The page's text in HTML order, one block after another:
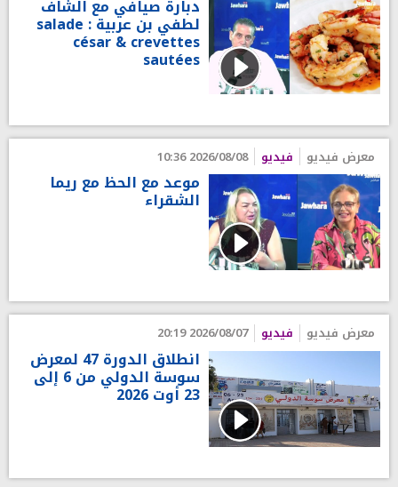
دبارة صيافي مع الشاف
لطفي بن عربية : salade
césar & crevettes
sautées
معرض فيديو فيديو 2026/08/08 10:36
موعد مع الحظ مع ريما
الشقراء
معرض فيديو فيديو 2026/08/07 20:19
انطلاق الدورة 47 لمعرض
سوسة الدولي من 6 إلى
23 أوت 2026